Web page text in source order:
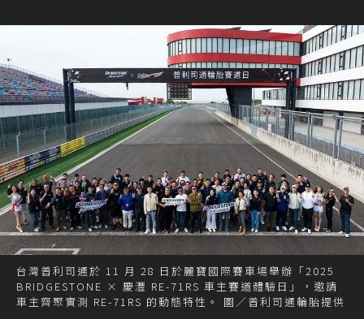
台灣普利司通於 11 月 28 日於麗寶國際賽車場舉辦「2025
BRIDGESTONE × 慶灃 RE-71RS 車主賽道體驗日」，邀請
車主齊聚實測 RE-71RS 的動態特性。 圖／普利司通輪胎提供